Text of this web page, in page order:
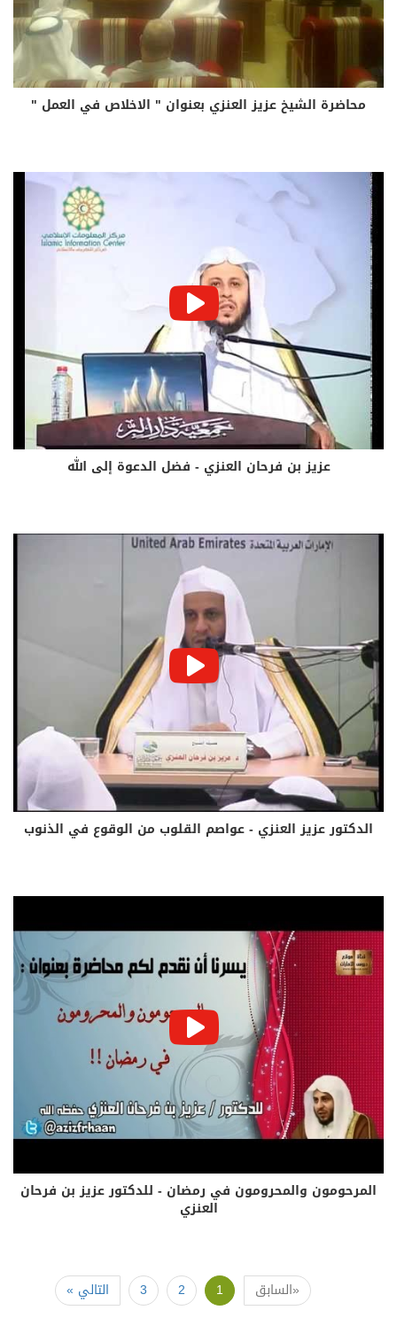
محاضرة الشيخ عزيز العنزي بعنوان " الاخلاص في العمل "
عزيز بن فرحان العنزي - فضل الدعوة إلى الله
الدكتور عزيز العنزي - عواصم القلوب من الوقوع في الذنوب
المرحومون والمحرومون في رمضان - للدكتور عزيز بن فرحان
العنزي
«السابق 1
2
3 التالي »